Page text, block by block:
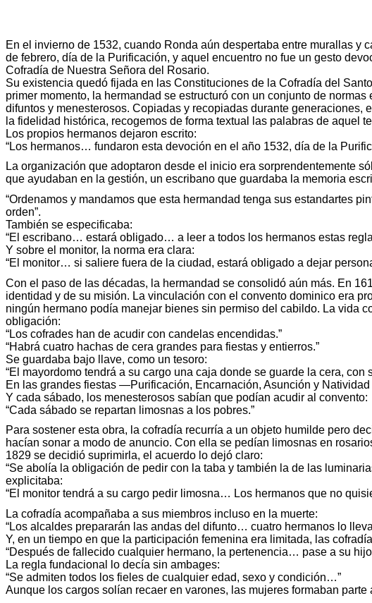
En el invierno de 1532, cuando Ronda aún despertaba entre murallas y
de febrero, día de la Purificación, y aquel encuentro no fue un gesto
Cofradía de Nuestra Señora del Rosario.
Su existencia quedó fijada en las Constituciones de la Cofradía del
primer momento, la hermandad se estructuró con un conjunto de
difuntos y menesterosos. Copiadas y recopiadas durante
la fidelidad histórica, recogemos de forma textual las palabras de aquel
Los propios hermanos dejaron escrito:
“Los hermanos… fundaron esta devoción en el año 1532, día de la
La organización que adoptaron desde el inicio era sorprendentemente
que ayudaban en la gestión, un escribano que guardaba la memoria
“Ordenamos y mandamos que esta hermandad tenga sus estandartes
orden”.
También se especificaba:
“El escribano… estará obligado… a leer a todos los hermanos estas
Y sobre el monitor, la norma era clara:
“El monitor… si saliere fuera de la ciudad, estará obligado a dejar
Con el paso de las décadas, la hermandad se consolidó aún más. En
identidad y de su misión. La vinculación con el convento dominico era
ningún hermano podía manejar bienes sin permiso del cabildo. La vida
obligación:
“Los cofrades han de acudir con candelas encendidas.”
“Habrá cuatro hachas de cera grandes para fiestas y entierros.”
Se guardaba bajo llave, como un tesoro:
“El mayordomo tendrá a su cargo una caja donde se guarde la cera, con
En las grandes fiestas —Purificación, Encarnación, Asunción y
Y cada sábado, los menesterosos sabían que podían acudir al convento:
“Cada sábado se repartan limosnas a los pobres.”
Para sostener esta obra, la cofradía recurría a un objeto humilde pero
hacían sonar a modo de anuncio. Con ella se pedían limosnas en
1829 se decidió suprimirla, el acuerdo lo dejó claro:
“Se abolía la obligación de pedir con la taba y también la de las
explicitaba:
“El monitor tendrá a su cargo pedir limosna… Los hermanos que no
La cofradía acompañaba a sus miembros incluso en la muerte:
“Los alcaldes prepararán las andas del difunto… cuatro hermanos lo
Y, en un tiempo en que la participación femenina era limitada, las
“Después de fallecido cualquier hermano, la pertenencia… pase a su
La regla fundacional lo decía sin ambages:
“Se admiten todos los fieles de cualquier edad, sexo y condición…”
Aunque los cargos solían recaer en varones, las mujeres formaban parte